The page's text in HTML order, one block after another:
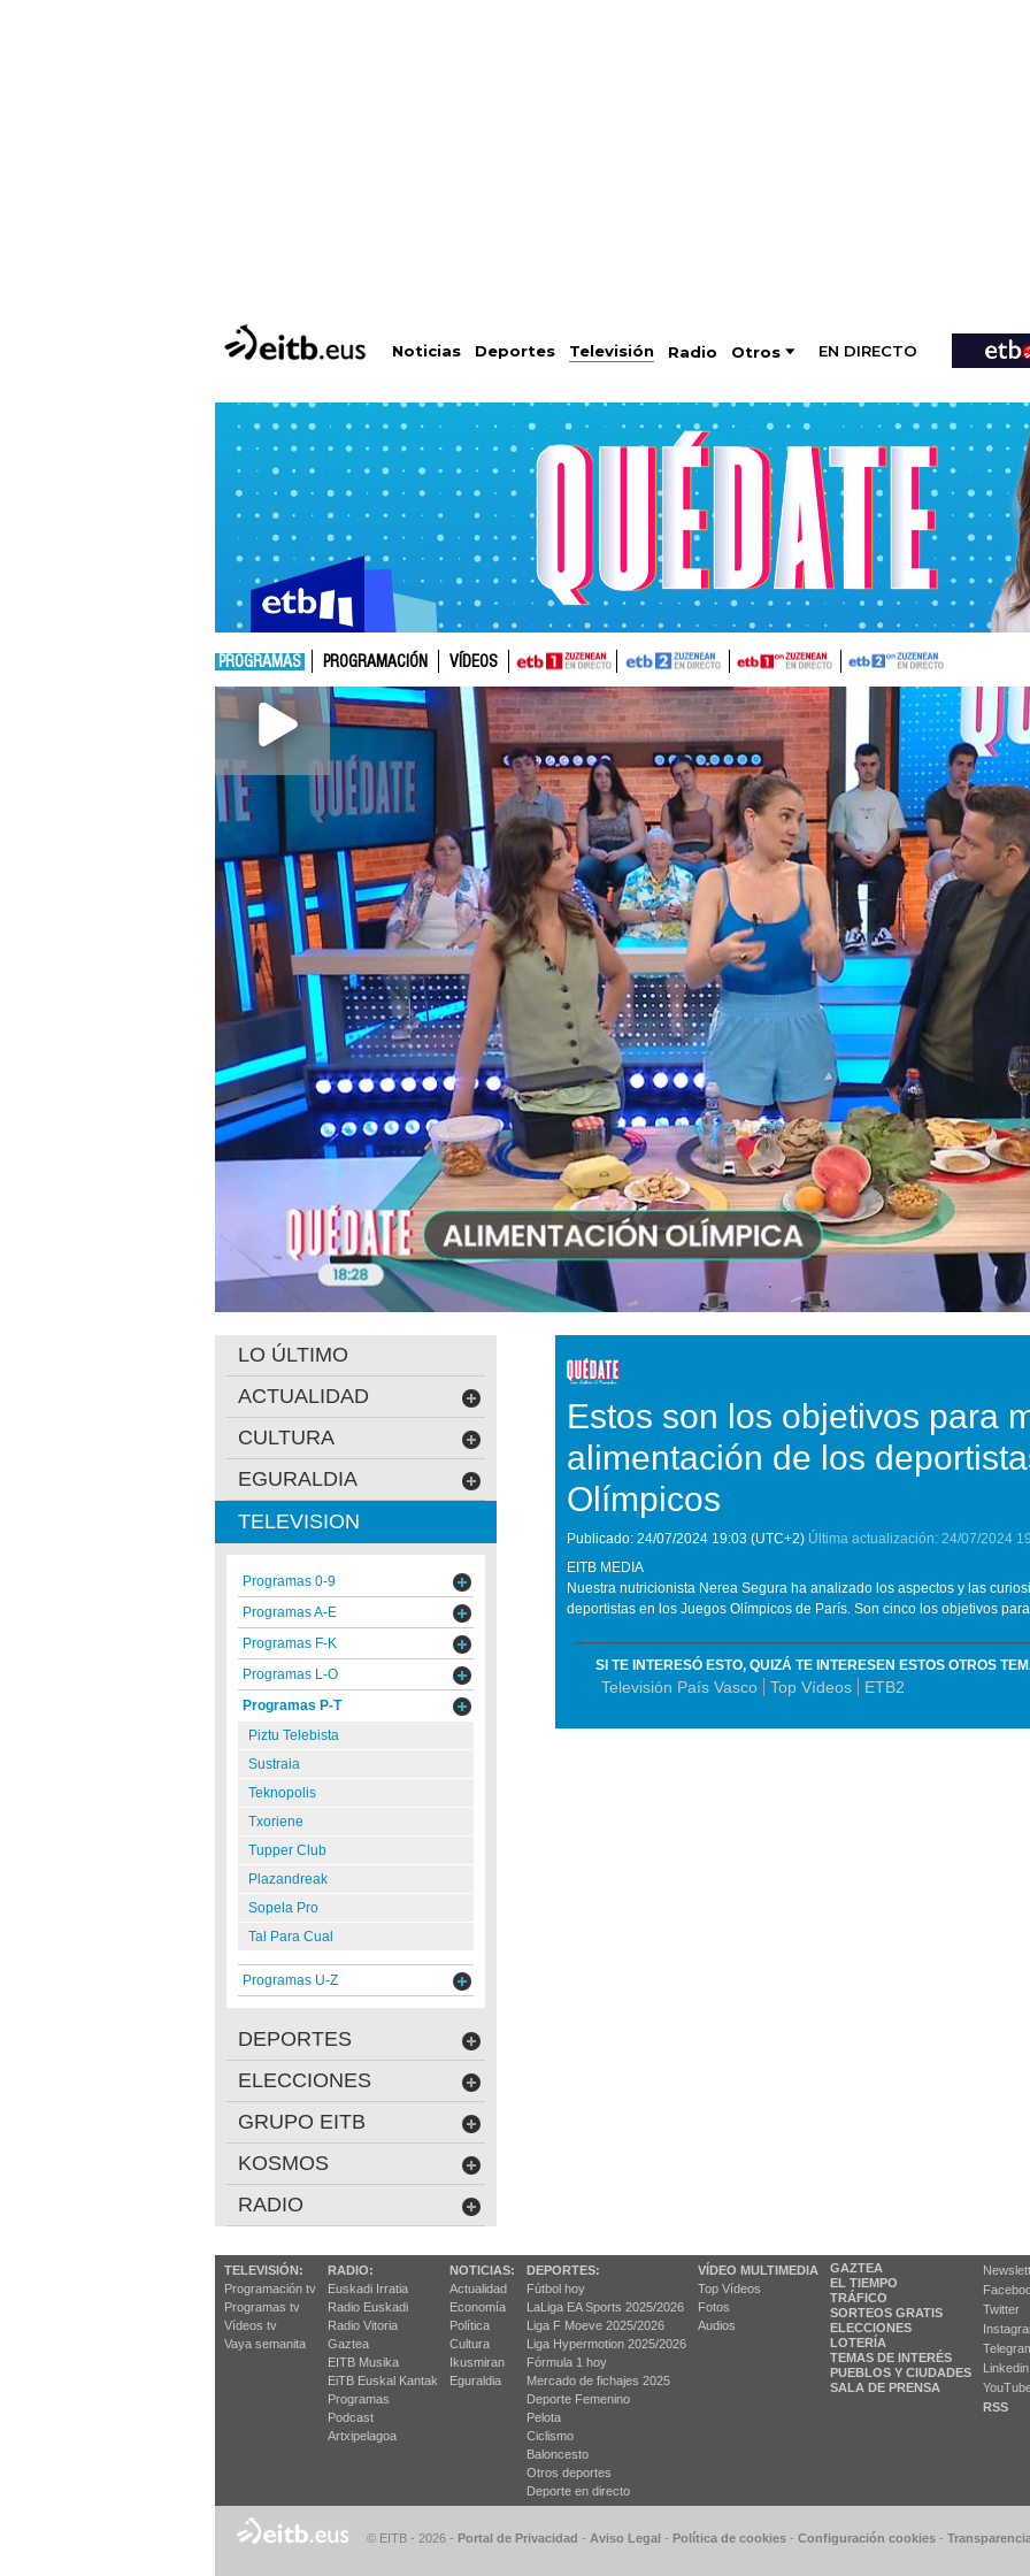
Noticias Deportes Televisión Radio Otros EN DIRECTO
PROGRAMAS PROGRAMACIÓN VÍDEOS
Estos son los objetivos para
alimentación de los
Olímpicos
Publicado: 24/07/2024 19:03 (UTC+2) Última actualización: 24/07/2024
EITB MEDIA
Nuestra nutricionista Nerea Segura ha analizado los aspectos y las
deportistas en los Juegos Olímpicos de París. Son cinco los objetivos
SI TE INTERESÓ ESTO, QUIZÁ TE INTERESEN ESTOS OTROS
Televisión País Vasco Top Vídeos ETB2
LO ÚLTIMO
ACTUALIDAD
CULTURA
EGURALDIA
TELEVISION
Programas 0-9
Programas A-E
Programas F-K
Programas L-O
Programas P-T
Piztu Telebista
Sustraia
Teknopolis
Txoriene
Tupper Club
Plazandreak
Sopela Pro
Tal Para Cual
Programas U-Z
DEPORTES
ELECCIONES
GRUPO EITB
KOSMOS
RADIO
TELEVISIÓN:
Programación tv
Programas tv
Vídeos tv
Vaya semanita
RADIO:
Euskadi Irratia
Radio Euskadi
Radio Vitoria
Gaztea
EITB Musika
EiTB Euskal Kantak
Programas
Podcast
Artxipelagoa
NOTICIAS:
Actualidad
Economía
Política
Cultura
Ikusmiran
Eguraldia
DEPORTES:
Fútbol hoy
LaLiga EA Sports 2025/2026
Liga F Moeve 2025/2026
Liga Hypermotion 2025/2026
Fórmula 1 hoy
Mercado de fichajes 2025
Deporte Femenino
Pelota
Ciclismo
Baloncesto
Otros deportes
Deporte en directo
VÍDEO MULTIMEDIA
Top Vídeos
Fotos
Audios
GAZTEA
EL TIEMPO
TRÁFICO
SORTEOS GRATIS
ELECCIONES
LOTERÍA
TEMAS DE INTERÉS
PUEBLOS Y CIUDADES
SALA DE PRENSA
Twitter
Linkedin
RSS
© EITB - 2026 - Portal de Privacidad - Aviso Legal - Política de cookies - Configuración cookies -